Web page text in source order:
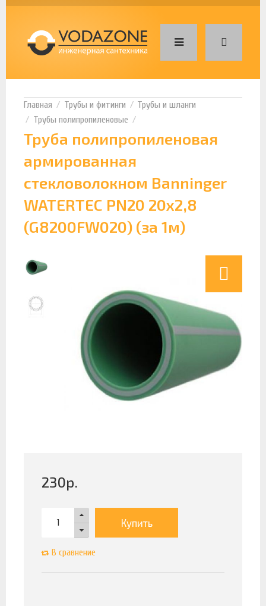
Трубы и фитинги
Трубы и шланги
Трубы полипропиленовые
Труба полипропиленовая
армированная
стекловолокном Banninger
WATERTEC PN20 20х2,8
(G8200FW020) (за 1м)
230р.
Купить
В сравнение